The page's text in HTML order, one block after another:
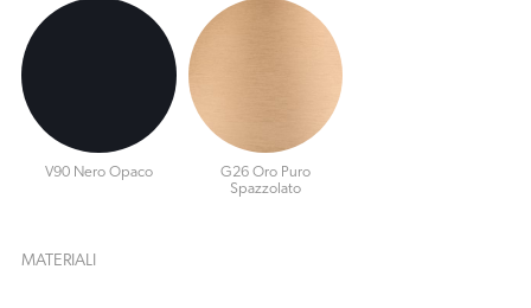
V90 Nero Opaco
G26 Oro Puro
Spazzolato
MATERIALI